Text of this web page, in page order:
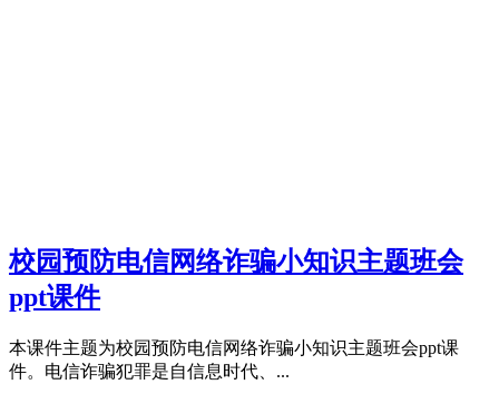
校园预防电信网络诈骗小知识主题班会
ppt课件
本课件主题为校园预防电信网络诈骗小知识主题班会ppt课
件。电信诈骗犯罪是自信息时代、...